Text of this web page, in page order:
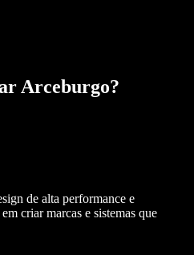
Arceburgo?
de alta performance e
criar marcas e sistemas que